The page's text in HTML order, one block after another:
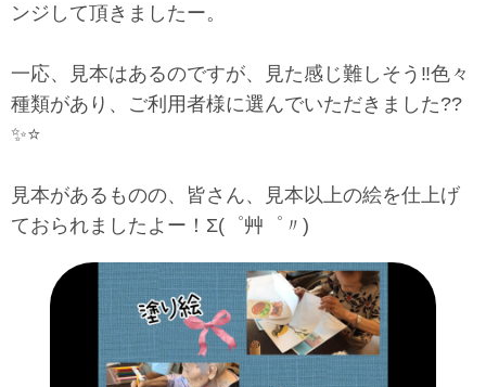
ンジして頂きましたー。
一応、見本はあるのですが、見た感じ難しそう‼️色々
種類があり、ご利用者様に選んでいただきました??
✨⭐️
見本があるものの、皆さん、見本以上の絵を仕上げ
ておられましたよー！Σ(゜艸゜〃)